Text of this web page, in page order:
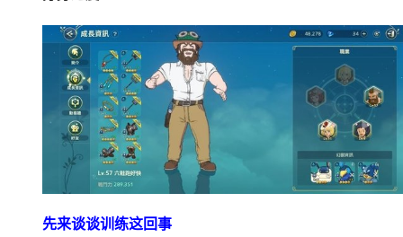
先来谈谈训练这回事